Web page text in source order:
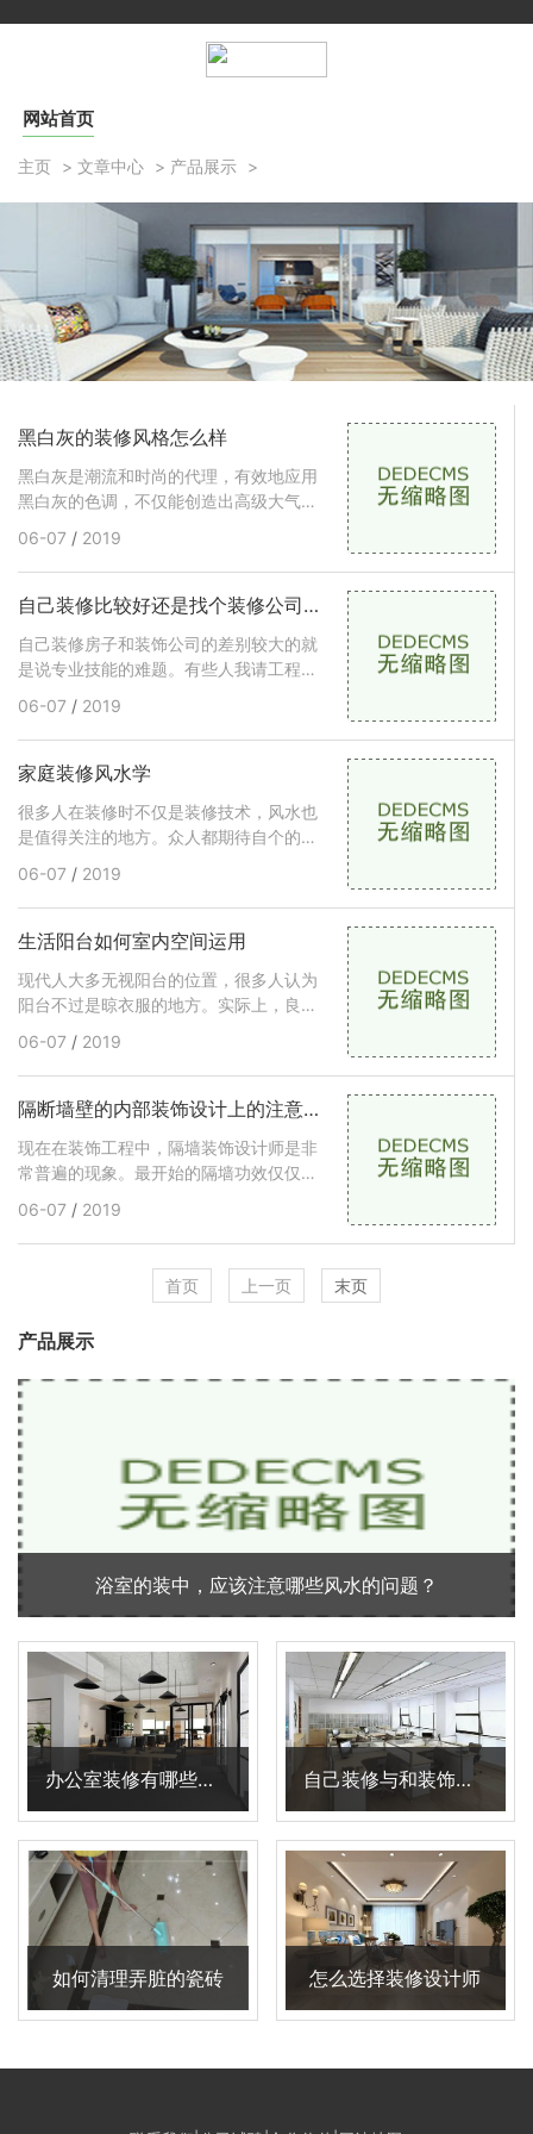
网站首页
主页 > 文章中心 > 产品展示 >
黑白灰的装修风格怎么样
黑白灰是潮流和时尚的代理，有效地应用
黑白灰的色调，不仅能创造出高级大气的
术，在不同的空间，能表现出安静的设计
风格。黑白灰有独特的吸引力，没有比这
更有气质的颜色了。在当今家居设计中，
06-07 / 2019
自己装修比较好还是找个装修公司比较好
自己装修房子和装饰公司的差别较大的就
是说专业技能的难题。有些人我请工程队
程队和装饰公司的差别就是说设计方案、
原材料、售后服务等层面的差别，我觉得
也不可以更改需要自个当场监管和选购原
06-07 / 2019
家庭装修风水学
很多人在装修时不仅是装修技术，风水也
是值得关注的地方。众人都期待自个的住
实，1个风水好的房子，能让自己运程更
强，可是相对，1个风水学不太好的房屋
则将会给你挫败。今日就而言说装修风
06-07 / 2019
生活阳台如何室内空间运用
现代人大多无视阳台的位置，很多人认为
阳台不过是晾衣服的地方。实际上，良好
间，既实用又美观。社会发展越来越快，
人们的精神需求越来越高，许多人都在追
求生活质量。现在我们的朋友聚在一起的
06-07 / 2019
隔断墙壁的内部装饰设计上的注意事项
现在在装饰工程中，隔墙装饰设计师是非
常普遍的现象。最开始的隔墙功效仅仅作
隔墙在某种程度上也要兼顾自然通风和采
光井的功效，因此室内设计师在考虑运用
隔墙的那时候会有各个方面的考虑。隔断
墙装修常见问题1、总
06-07 / 2019
首页 上一页 末页
产品展示
浴室的装中，应该注意哪些风水的问题？
办公室装修有哪些技巧 自己装修与和装饰公司装修的区别在哪里
如何清理弄脏的瓷砖 怎么选择装修设计师